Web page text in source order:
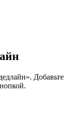
Добавьте